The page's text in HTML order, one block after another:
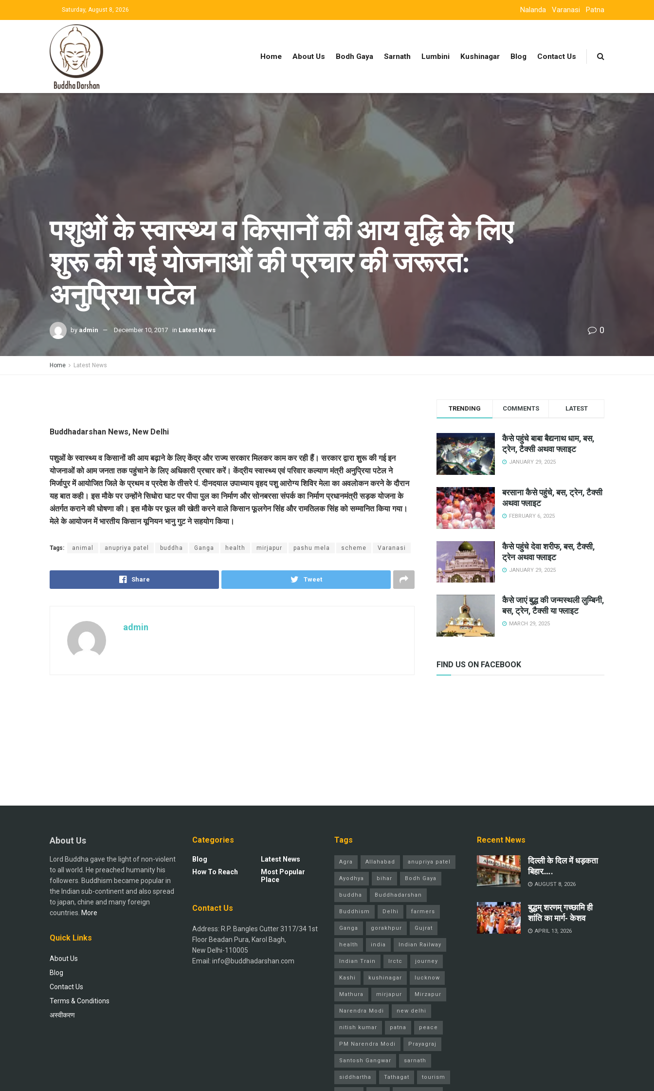
Saturday, August 8, 2026 Nalanda Varanasi Patna
Home About Us Bodh Gaya Sarnath Lumbini Kushinagar Blog Contact Us
पशुओं के स्वास्थ्य व किसानों की आय वृद्धि के लिए
शुरू की गई योजनाओं की प्रचार की जरूरत:
अनुप्रिया पटेल
by admin December 10, 2017 in Latest News 0
Home Latest News
Buddhadarshan News, New Delhi
पशुओं के स्वास्थ्य व किसानों की आय बढ़ाने के लिए केंद्र और राज्य सरकार मिलकर काम कर रही हैं। सरकार द्वारा शुरू की गई इन
योजनाओं को आम जनता तक पहुंचाने के लिए अधिकारी प्रचार करें। केंद्रीय स्वास्थ्य एवं परिवार कल्याण मंत्री अनुप्रिया पटेल ने
मिर्जापुर में आयोजित जिले के प्रथम व प्रदेश के तीसरे पं. दीनदयाल उपाध्याय वृहद पशु आरोग्य शिविर मेला का अवलाेकन करने के दौरान
यह बात कही। इस मौके पर उन्होंने सिधोरा घाट पर पीपा पुल का निर्माण और सोनबरसा संपर्क का निर्माण प्रधानमंत्री सड़क योजना के
अंतर्गत कराने की घोषणा की। इस मौके पर फूल की खेती करने वाले किसान फूलगेन सिंंह और रामतिलक सिंह को सम्मानित किया गया।
मेले के आयोजन में भारतीय किसान यूनियन भानु गुट ने सहयोग किया।
Tags: animal anupriya patel buddha Ganga health mirjapur pashu mela scheme Varanasi
Share Tweet
admin
TRENDING COMMENTS LATEST
कैसे पहुंचे बाबा बैद्यनाथ धाम, बस,
ट्रेन, टैक्सी अथवा फ्लाइट
JANUARY 29, 2025
बरसाना कैसे पहुंचे, बस, ट्रेन, टैक्सी
अथवा फ्लाइट
FEBRUARY 6, 2025
कैसे पहुंचे देवा शरीफ, बस, टैक्सी,
ट्रेन अथवा फ्लाइट
JANUARY 29, 2025
कैसे जाएं बुद्ध की जन्मस्थली लुम्बिनी,
बस, ट्रेन, टैक्सी या फ्लाइट
MARCH 29, 2025
FIND US ON FACEBOOK
About Us
Lord Buddha gave the light of non-violent
to all world. He preached humanity his
followers. Buddhism became popular in
the Indian sub-continent and also spread
to japan, chine and many foreign
countries. More
Quick Links
About Us
Blog
Contact Us
Terms & Conditions
अस्वीकरण
Categories
Blog
How To Reach
Latest News
Most Popular
Place
Contact Us
Address: R.P. Bangles Cutter 3117/34 1st
Floor Beadan Pura, Karol Bagh,
New Delhi-110005
Email: info@buddhadarshan.com
Tags
Agra Allahabad anupriya patel
Ayodhya bihar Bodh Gaya
buddha Buddhadarshan
Buddhism Delhi farmers
Ganga gorakhpur Gujrat
health india Indian Railway
Indian Train Irctc journey
Kashi kushinagar lucknow
Mathura mirjapur Mirzapur
Narendra Modi new delhi
nitish kumar patna peace
PM Narendra Modi Prayagraj
Santosh Gangwar sarnath
siddhartha Tathagat tourism
Recent News
दिल्ली के दिल में धड़कता
बिहार…..
AUGUST 8, 2026
बुद्धम् शरणम् गच्छामि ही
शांति का मार्ग- केशव
APRIL 13, 2026